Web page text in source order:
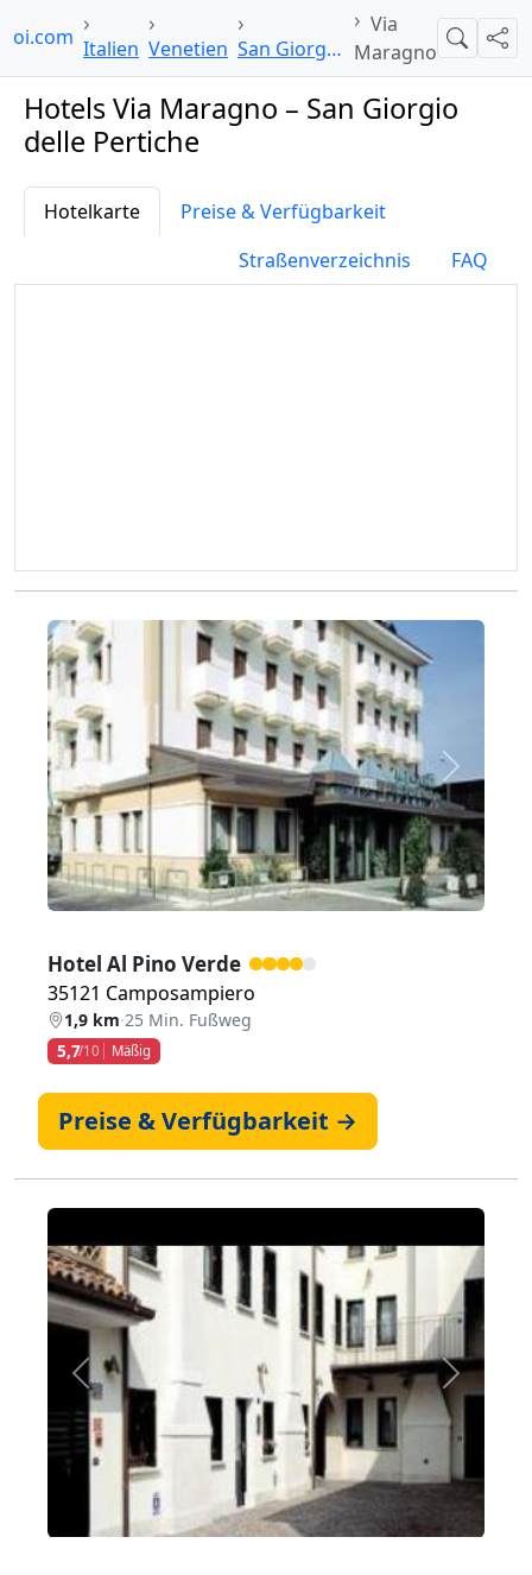
Italien Venetien San Giorgio delle Pertiche
Via
Maragno
Suche
Hotels Via Maragno – San Giorgio
delle Pertiche
Hotelkarte
Preise & Verfügbarkeit
Straßenverzeichnis
FAQ
Zurück Weiter
Hotel Al Pino Verde
35121 Camposampiero
1,9 km·25 Min. Fußweg
5,7/10 Mäßig
Preise & Verfügbarkeit →
Zurück Weiter